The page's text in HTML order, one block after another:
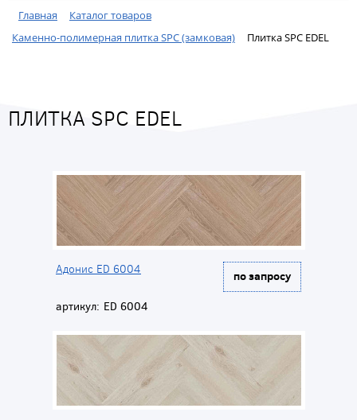
Главная
Каталог товаров
Каменно-полимерная плитка SPC (замковая)
Плитка SPC EDEL
ПЛИТКА SPC EDEL
Адонис ED 6004 по запросу
артикул: ED 6004